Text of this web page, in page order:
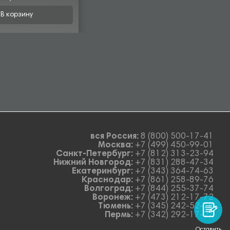
В корзину
вся Россия: 8 (800) 500-17-41
Москва: +7 (499) 450-99-01
Санкт-Петербург: +7 (812) 313-23-94
Нижний Новгород: +7 (831) 288-47-34
Екатеринбург: +7 (343) 364-74-63
Краснодар: +7 (861) 258-89-76
Волгоград: +7 (844) 255-37-74
Воронеж: +7 (473) 212-17-72
Тюмень: +7 (345) 242-52-78
Пермь: +7 (342) 292-17-27